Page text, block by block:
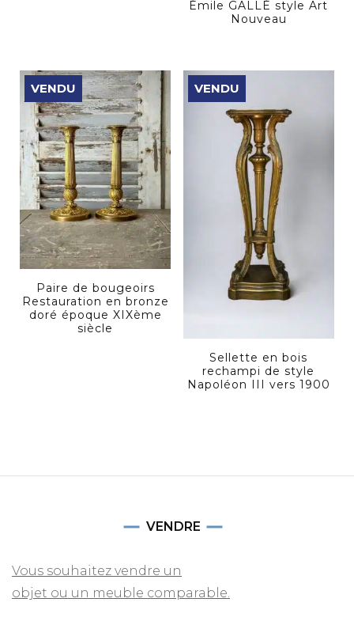
Émile GALLÉ style Art
Nouveau
VENDU
Paire de bougeoirs
Restauration en bronze
doré époque XIXème
siècle
VENDU
Sellette en bois
rechampi de style
Napoléon III vers 1900
VENDRE
Vous souhaitez vendre un
objet ou un meuble comparable.